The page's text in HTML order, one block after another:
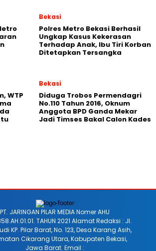
Bekasi
Polres Metro Bekasi Berhasil
Ungkap Kasus Kekerasan
Terhadap Anak, Ibu Tiri Korban
Ditetapkan Tersangka
WTP
Bekasi
Diduga Trobos Permendagri
No.110 Tahun 2016, Oknum
Anggota BPD Ganda Mekar
Jadi Timses Bakal Calon Kades
PT. JARINGAN PILAR MEDIA Nomer AHU
TAHUN 2021 Alamat Redaksi : Jl.
KP. Pilar Barat, No. 123, Desa Karang Asih,
Cikarang Utara, Kabupaten Bekasi,
Jawa Barat. Email :